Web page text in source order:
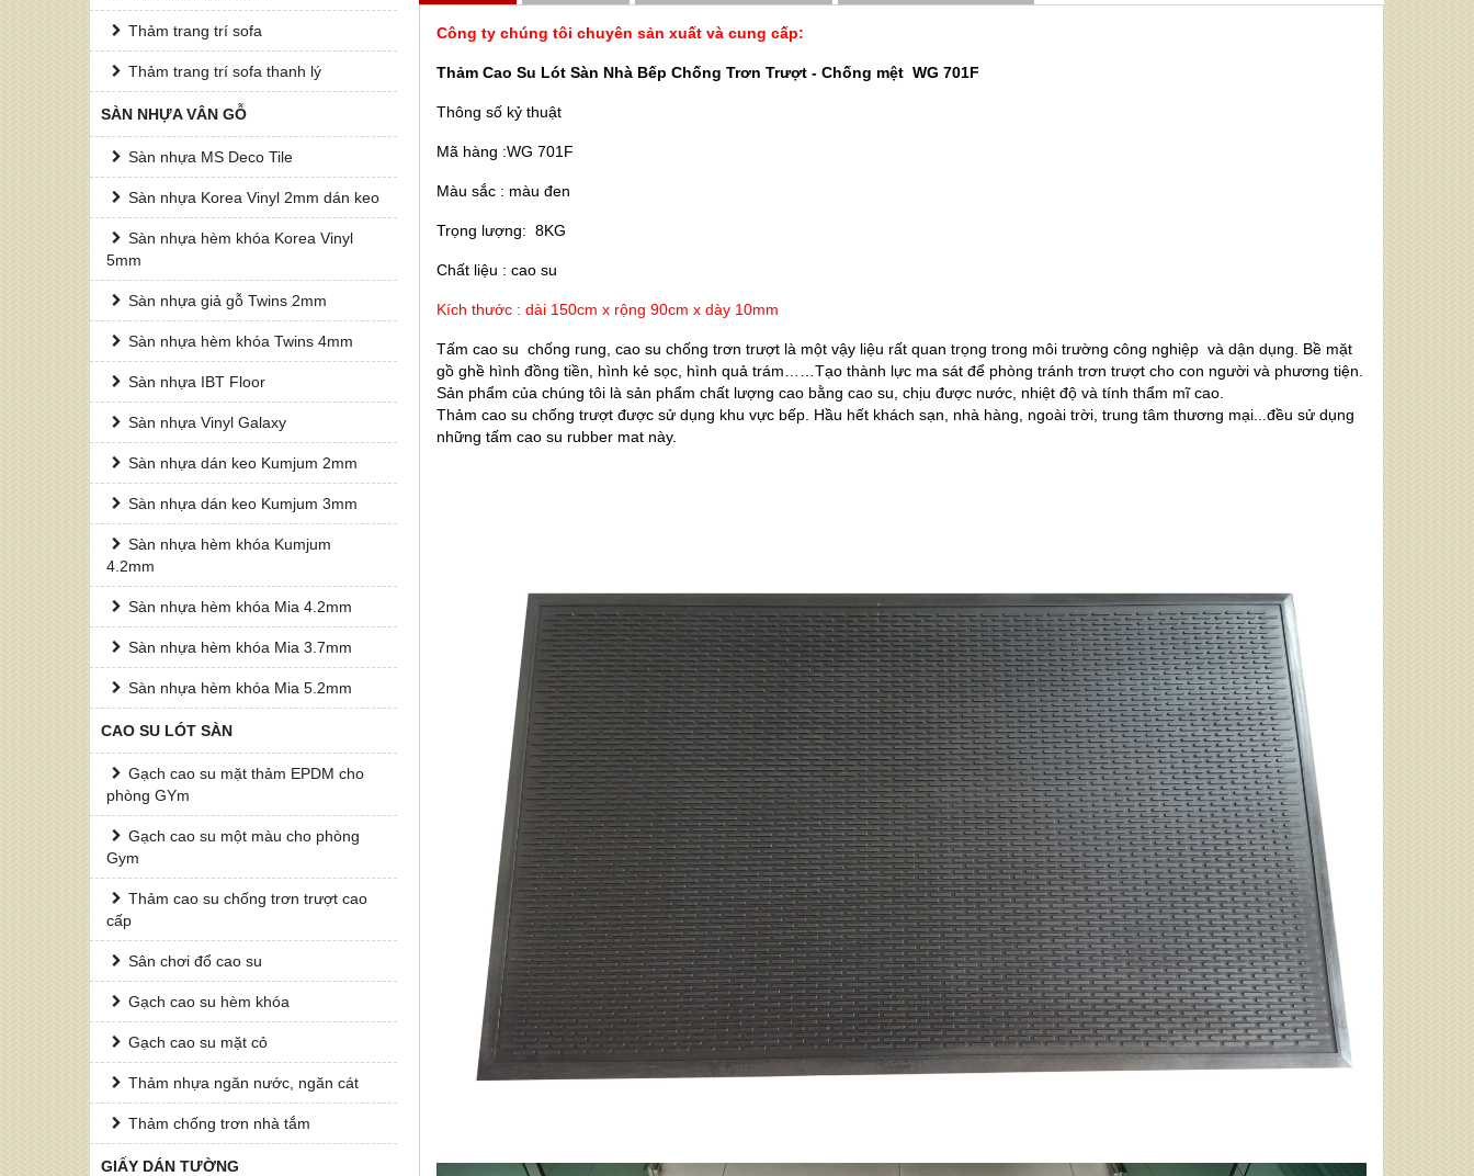
Thảm trang trí sofa
Thảm trang trí sofa thanh lý
SÀN NHỰA VÂN GỖ
Sàn nhựa MS Deco Tile
Sàn nhựa Korea Vinyl 2mm dán keo
Sàn nhựa hèm khóa Korea Vinyl
5mm
Sàn nhựa giả gỗ Twins 2mm
Sàn nhựa hèm khóa Twins 4mm
Sàn nhựa IBT Floor
Sàn nhựa Vinyl Galaxy
Sàn nhựa dán keo Kumjum 2mm
Sàn nhựa dán keo Kumjum 3mm
Sàn nhựa hèm khóa Kumjum
4.2mm
Sàn nhựa hèm khóa Mia 4.2mm
Sàn nhựa hèm khóa Mia 3.7mm
Sàn nhựa hèm khóa Mia 5.2mm
CAO SU LÓT SÀN
Gạch cao su mặt thảm EPDM cho
phòng GYm
Gạch cao su một màu cho phòng
Gym
Thảm cao su chống trơn trượt cao
cấp
Sân chơi đổ cao su
Gạch cao su hèm khóa
Gạch cao su mặt cỏ
Thảm nhựa ngăn nước, ngăn cát
Thảm chống trơn nhà tắm
GIẤY DÁN TƯỜNG
Công ty chúng tôi chuyên sản xuất và cung cấp:
Thảm Cao Su Lót Sàn Nhà Bếp Chống Trơn Trượt - Chống mệt WG 701F
Thông số kỷ thuật
Mã hàng :WG 701F
Màu sắc : màu đen
Trọng lượng: 8KG
Chất liệu : cao su
Kích thước : dài 150cm x rộng 90cm x dày 10mm
Tấm cao su chống rung, cao su chống trơn trượt là một vậy liệu rất quan trọng trong môi trường công nghiệp và dận dụng. Bề mặt
gồ ghề hình đồng tiền, hình kẻ sọc, hình quả trám……Tạo thành lực ma sát để phòng tránh trơn trượt cho con người và phương tiện.
Sản phẩm của chúng tôi là sản phẩm chất lượng cao bằng cao su, chịu được nước, nhiệt độ và tính thẩm mĩ cao.
Thảm cao su chống trượt được sử dụng khu vực bếp. Hầu hết khách sạn, nhà hàng, ngoài trời, trung tâm thương mại...đều sử dụng
những tấm cao su rubber mat này.